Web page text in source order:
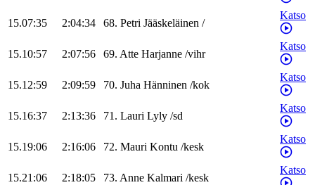
15.07:35 2:04:34 68. Petri Jääskeläinen /
Katso
15.10:57 2:07:56 69. Atte Harjanne /vihr
Katso
15.12:59 2:09:59 70. Juha Hänninen /kok
Katso
15.16:37 2:13:36 71. Lauri Lyly /sd
Katso
15.19:06 2:16:06 72. Mauri Kontu /kesk
Katso
15.21:06 2:18:05 73. Anne Kalmari /kesk
Katso